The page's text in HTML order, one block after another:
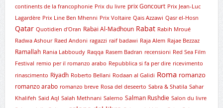
continents de la francophonie Prix du livre prix Goncourt Prix Jean-Luc
Lagardère Prix Line Ben Mhenni Prix Voltaire Qais Azzawi Qasr el-Hosn
Qatar Quotidien d'Oran Rabai Al-Madhoun Rabat Rabih Mroué
Radwa Ashour Raed Andoni ragazzi raif badawi Raja Alem Rajae Bezzaz
Ramallah Rania Labboudy Raqqa Rasem Badran recensioni Red Sea Film
Festival remio per il romanzo arabo Repubblica si fa per dire ricevimento
rinascimento Riyadh Roberto Bellani Rodaan al Galidi Roma romanzo
romanzo arabo romanzo breve Rosa del deseerto Sabra & Shatila Sahar
Khalifeh Said Aql Salah Methnani Salerno Salman Rushdie Salon du livre